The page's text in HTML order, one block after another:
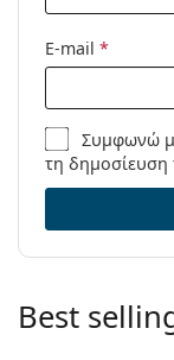
E-mail *
Συμφωνώ
τη δημοσίευση
Best